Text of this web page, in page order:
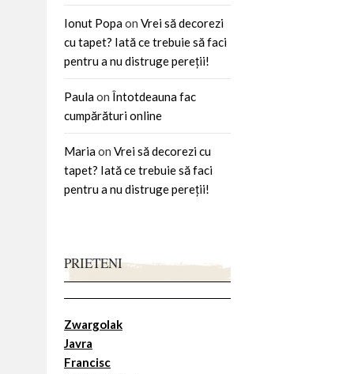
Ionut Popaon Vrei să decorezi
cu tapet? Iată ce trebuie să faci
pentru a nu distruge pereții!
Paulaon Întotdeauna fac
cumpărături online
Mariaon Vrei să decorezi cu
tapet? Iată ce trebuie să faci
pentru a nu distruge pereții!
PRIETENI
Zwargolak
Javra
Francisc